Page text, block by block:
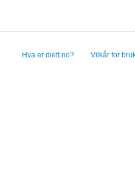
Hva er diett.no? Vilkår for